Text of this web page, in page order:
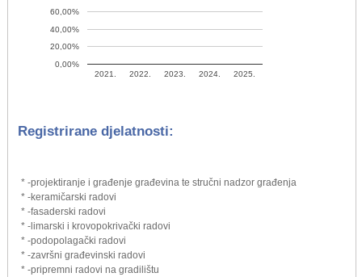
2021. 2022. 2023. 2024. 2025.
0,00%
20,00%
40,00%
60,00%
Registrirane djelatnosti:
* -projektiranje i građenje građevina te stručni nadzor građenja
* -keramičarski radovi
* -fasaderski radovi
* -limarski i krovopokrivački radovi
* -podopolagački radovi
* -završni građevinski radovi
* -pripremni radovi na gradilištu